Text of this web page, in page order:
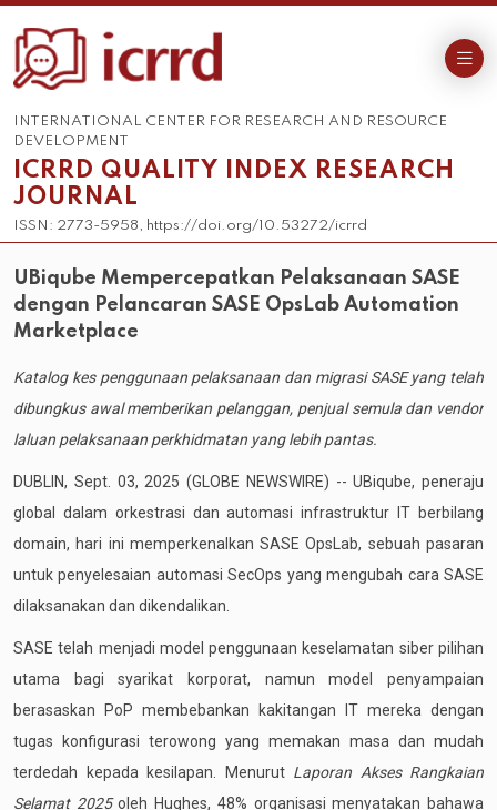
INTERNATIONAL CENTER FOR RESEARCH AND RESOURCE
DEVELOPMENT
ICRRD QUALITY INDEX RESEARCH
JOURNAL
ISSN: 2773-5958, https://doi.org/10.53272/icrrd
UBiqube Mempercepatkan Pelaksanaan SASE
dengan Pelancaran SASE OpsLab Automation
Marketplace
Katalog kes penggunaan pelaksanaan dan migrasi SASE yang telah
dibungkus awal memberikan pelanggan, penjual semula dan vendor
laluan pelaksanaan perkhidmatan yang lebih pantas.
DUBLIN, Sept. 03, 2025 (GLOBE NEWSWIRE) -- UBiqube, peneraju
global dalam orkestrasi dan automasi infrastruktur IT berbilang
domain, hari ini memperkenalkan SASE OpsLab, sebuah pasaran
untuk penyelesaian automasi SecOps yang mengubah cara SASE
dilaksanakan dan dikendalikan.
SASE telah menjadi model penggunaan keselamatan siber pilihan
utama bagi syarikat korporat, namun model penyampaian
berasaskan PoP membebankan kakitangan IT mereka dengan
tugas konfigurasi terowong yang memakan masa dan mudah
terdedah kepada kesilapan. Menurut Laporan Akses Rangkaian
Selamat 2025oleh Hughes, 48% organisasi menyatakan bahawa